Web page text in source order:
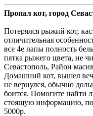
Пропал кот, город
Потерялся рыжий кот,
отличительная
все 4е лапы полность
пятка рыжего цвета, не
Севастополь, Район
Домашний кот, вышел
не вернулся, обычно
боится. Помогите найти
стоящую информацию,
5000р.